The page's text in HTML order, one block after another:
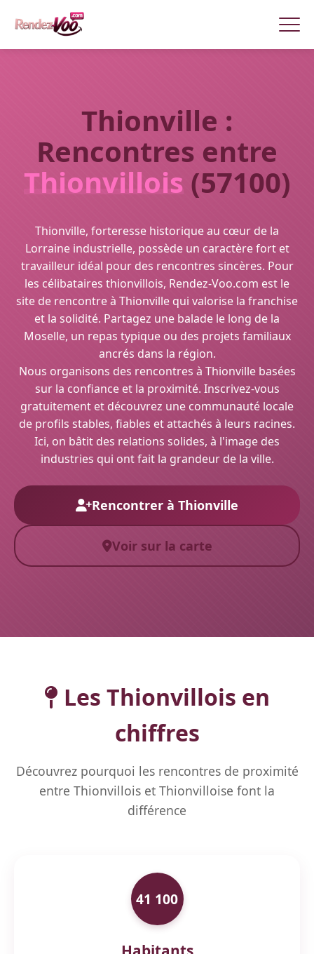
Thionville :
Rencontres entre
Thionvillois (57100)
Thionville, forteresse historique au cœur de la
Lorraine industrielle, possède un caractère fort et
travailleur idéal pour des rencontres sincères. Pour
les célibataires thionvillois, Rendez-Voo.com est le
site de rencontre à Thionville qui valorise la franchise
et la solidité. Partagez une balade le long de la
Moselle, un repas typique ou des projets familiaux
ancrés dans la région.
Nous organisons des rencontres à Thionville basées
sur la confiance et la proximité. Inscrivez-vous
gratuitement et découvrez une communauté locale
de profils stables, fiables et attachés à leurs racines.
Ici, on bâtit des relations solides, à l'image des
industries qui ont fait la grandeur de la ville.
Rencontrer à Thionville
Voir sur la carte
Les Thionvillois en
chiffres
Découvrez pourquoi les rencontres de proximité
entre Thionvillois et Thionvilloise font la
différence
41 100